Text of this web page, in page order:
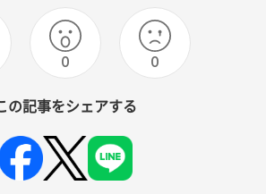
0 0
の記事をシェアする